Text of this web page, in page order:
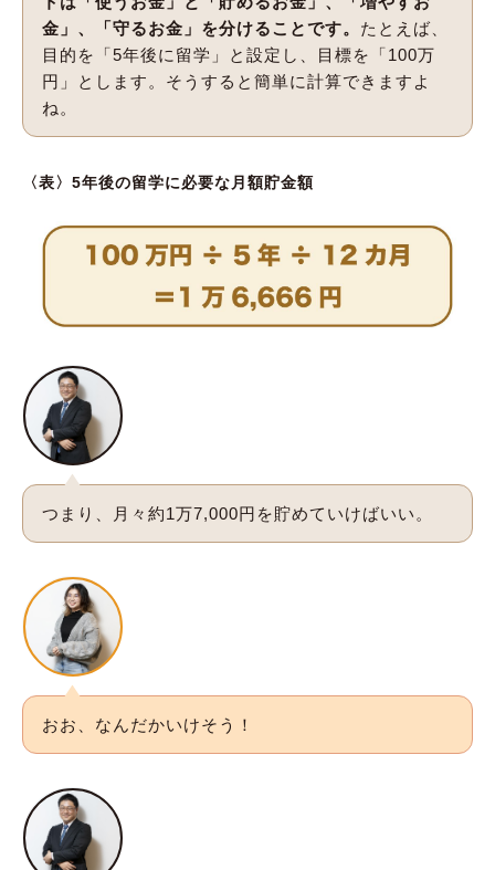
金」、「守るお金」を分けることです。 たとえば、
目的を「5年後に留学」と設定し、目標を「100万
円」とします。そうすると簡単に計算できますよ
ね。
〈表〉5年後の留学に必要な月額貯金額
つまり、月々約1万7,000円を貯めていけばいい。
おお、なんだかいけそう！